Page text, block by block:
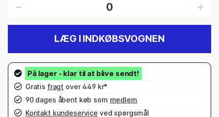
LÆG I INDKØBSVOGNEN
Gratis fragt over 449 kr*
90 dages åbent køb som medlem
Kontakt kundeservice ved spørgsmål